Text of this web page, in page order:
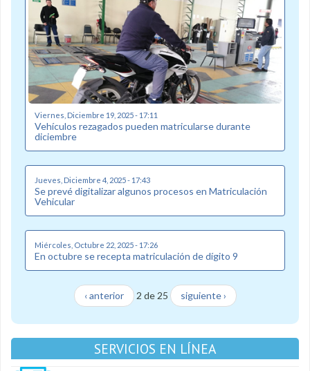
Viernes, Diciembre 19, 2025 - 17:11
Vehículos rezagados pueden matricularse durante
diciembre
Jueves, Diciembre 4, 2025 - 17:43
Se prevé digitalizar algunos procesos en Matriculación
Vehicular
Miércoles, Octubre 22, 2025 - 17:26
En octubre se recepta matriculación de dígito 9
‹ anterior 2 de 25 siguiente ›
SERVICIOS EN LÍNEA